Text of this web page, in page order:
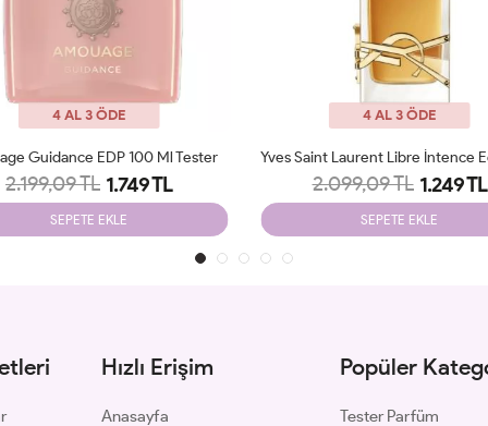
4 AL 3 ÖDE
Yves Saint Laurent Libre İntence Edp 90 Ml Tester
2.099,09 TL 1.249 TL
SEPETE EKLE
4 AL 3 ÖDE
2.098,87 TL 1.199 TL
SEPETE EKLE
Hızlı Erişim
Anasayfa
Popüler
Tester Parfüm